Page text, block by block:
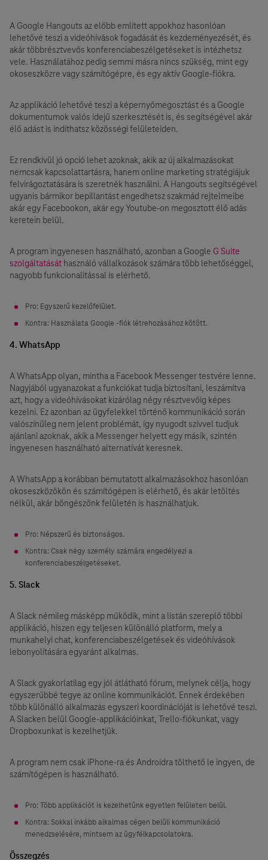
A Google Hangouts az előbb említett appokhoz hasonlóan
lehetővé teszi a videóhívások fogadását és kezdeményezését, és
akár többrésztvevős konferenciabeszélgetéseket is intézhetsz
vele. Használatához pedig semmi másra nincs szükség, mint egy
okoseszközre vagy számítógépre, és egy aktív Google-fiókra.
Az applikáció lehetővé teszi a képernyőmegosztást és a Google
dokumentumok valós idejű szerkesztését is, és segítségével akár
élő adást is indíthatsz közösségi felületeiden.
Ez rendkívül jó opció lehet azoknak, akik az új alkalmazásokat
nemcsak kapcsolattartásra, hanem online marketing stratégiájuk
felvirágoztatására is szeretnék használni. A Hangouts segítségével
ugyanis bármikor bepillantást engedhetsz szakmád rejtelmeibe
akár egy Facebookon, akár egy Youtube-on megosztott élő adás
keretein belül.
A program ingyenesen használható, azonban a Google G Suite
szolgáltatását használó vállalkozások számára több lehetőséggel,
nagyobb funkcionalitással is elérhető.
Pro: Egyszerű kezelőfelület.
Kontra: Használata Google -fiók létrehozásához kötött.
4. WhatsApp
A WhatsApp olyan, mintha a Facebook Messenger testvére lenne.
Nagyjából ugyanazokat a funkciókat tudja biztosítani, leszámítva
azt, hogy a videóhívásokat kizárólag négy résztvevőig képes
kezelni. Ez azonban az ügyfelekkel történő kommunikáció során
valószínűleg nem jelent problémát, így nyugodt szívvel tudjuk
ajánlani azoknak, akik a Messenger helyett egy másik, szintén
ingyenesen használható alternatívát keresnek.
A WhatsApp a korábban bemutatott alkalmazásokhoz hasonlóan
okoseszközökön és számítógépen is elérhető, és akár letöltés
nélkül, akár böngészőnk felületén is használhatjuk.
Pro: Népszerű és biztonságos.
Kontra: Csak négy személy számára engedélyezi a
konferenciabeszélgetéseket.
5. Slack
A Slack némileg másképp működik, mint a listán szereplő többi
applikáció, hiszen egy teljesen különálló platform, mely a
munkahelyi chat, konferenciabeszélgetések és videóhívások
lebonyolítására egyaránt alkalmas.
A Slack gyakorlatilag egy jól átlátható fórum, melynek célja, hogy
egyszerűbbé tegye az online kommunikációt. Ennek érdekében
több különálló alkalmazás egyszeri koordinációját is lehetővé teszi.
A Slacken belül Google-applikációinkat, Trello-fiókunkat, vagy
Dropboxunkat is kezelhetjük.
A program nem csak iPhone-ra és Androidra tölthető le ingyen, de
számítógépen is használható.
Pro: Több applikációt is kezelhetünk egyetlen felületen belül.
Kontra: Sokkal inkább alkalmas cégen belüli kommunikáció
menedzselésére, mintsem az ügyfélkapcsolatokra.
Összegzés